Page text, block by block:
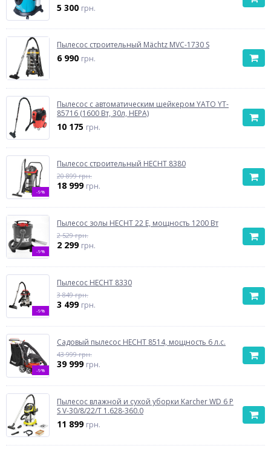
5 300 грн.
Пылесос строительный Mächtz MVC-1730 S
6 990 грн.
Пылесос с автоматическим шейкером YATO YT-
85716 (1600 Вт, 30л, HEPA)
10 175 грн.
-9%
Пылесос строительный HECHT 8380
20 899 грн.
18 999 грн.
-9%
Пылесос золы HECHT 22 E, мощность 1200 Вт
2 529 грн.
2 299 грн.
-9%
Пылесос HECHT 8330
3 849 грн.
3 499 грн.
-9%
Садовый пылесос HECHT 8514, мощность 6 л.с.
43 999 грн.
39 999 грн.
Пылесос влажной и сухой уборки Karcher WD 6 P
S V-30/8/22/T 1.628-360.0
11 899 грн.